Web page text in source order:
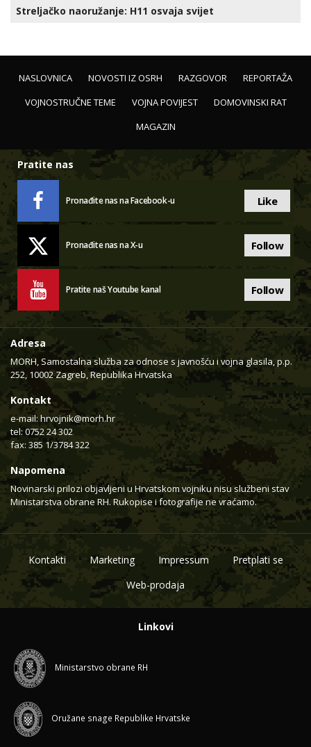
Streljačko naoružanje: H11 osvaja svijet
NASLOVNICA NOVOSTI IZ OSRH RAZGOVOR
REPORTAŽA
VOJNOSTRUČNE TEME
VOJNA POVIJEST
DOMOVINSKI RAT
MAGAZIN
Pratite nas
Pronađite nas na Facebook-u Like
Pronađite nas na X-u Follow
Pratite naš Youtube kanal Follow
Adresa
MORH, Samostalna služba za odnose s javnošću i vojna glasila, p.p.
252, 10002 Zagreb, Republika Hrvatska
Kontakt
e-mail: hrvojnik@morh.hr
tel: 0752 24 302
fax: 385 1/3784 322
Napomena
Novinarski prilozi objavljeni u Hrvatskom vojniku nisu službeni stav
Ministarstva obrane RH. Rukopise i fotografije ne vraćamo.
Kontakti Marketing Impressum
Pretplati se
Web-prodaja
Linkovi
Ministarstvo obrane RH
Oružane snage Republike Hrvatske